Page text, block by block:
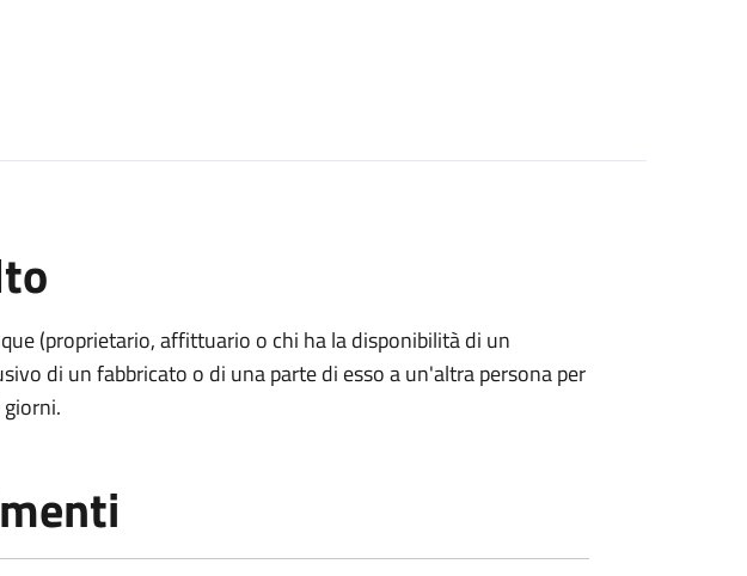
(proprietario, affittuario o chi ha la disponibilità di un
di un fabbricato o di una parte di esso a un'altra persona per